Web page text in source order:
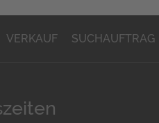
VERKAUF SUCHAUFTRAG